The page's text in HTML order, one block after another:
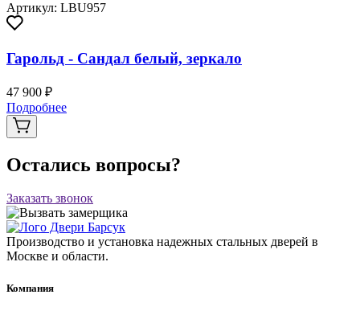
Артикул: LBU957
Гарольд - Сандал белый, зеркало
47 900 ₽
Подробнее
Остались вопросы?
Заказать звонок
Производство и установка надежных стальных дверей в
Москве и области.
Компания